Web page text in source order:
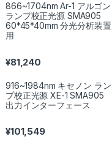
866~1704nm Ar-1 アルゴン
ランプ校正光源 SMA905
60*45*40mm 分光分析装置
用
¥81,240
916~1984nm キセノン ラン
プ校正光源 XE-1 SMA905
出力インターフェース
¥101,549